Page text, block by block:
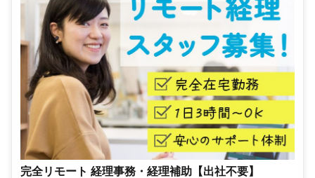
完全リモート 経理事務・経理補助【出社不要】